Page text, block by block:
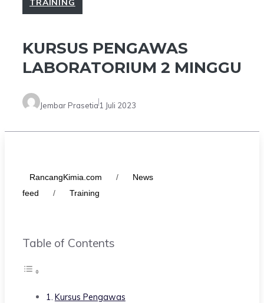
TRAINING
KURSUS PENGAWAS
LABORATORIUM 2 MINGGU
Jembar Prasetia 1 Juli 2023
RancangKimia.com /
News
feed
/ Training
Table of Contents
Kursus Pengawas